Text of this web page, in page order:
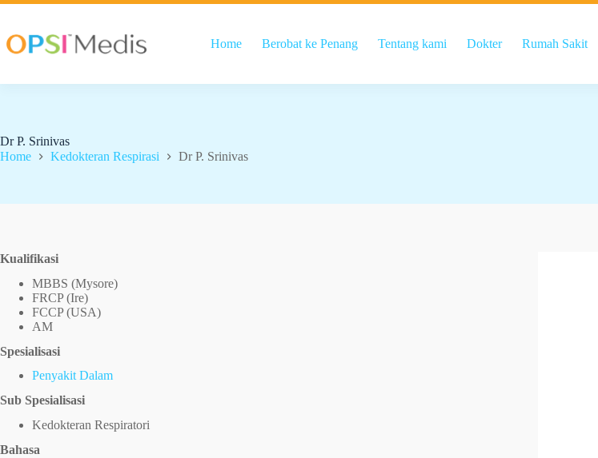
Home Berobat ke Penang Tentang kami Dokter Rumah Sakit
Dr P. Srinivas
Home
Kedokteran Respirasi Dr P. Srinivas
Kualifikasi
MBBS (Mysore)
FRCP (Ire)
FCCP (USA)
AM
Spesialisasi
Penyakit Dalam
Sub Spesialisasi
Kedokteran Respiratori
Bahasa